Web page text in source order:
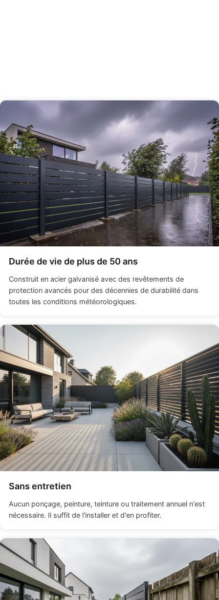
Durée de vie de plus de 50 ans
Construit en acier galvanisé avec des revêtements de
protection avancés pour des décennies de durabilité dans
toutes les conditions météorologiques.
Sans entretien
Aucun ponçage, peinture, teinture ou traitement annuel n'est
nécessaire. Il suffit de l'installer et d'en profiter.